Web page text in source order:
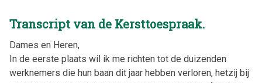
Transcript van de Kersttoespraak.
Dames en Heren,
In de eerste plaats wil ik me richten tot de duizenden
werknemers die hun baan dit jaar hebben verloren, hetzij bij